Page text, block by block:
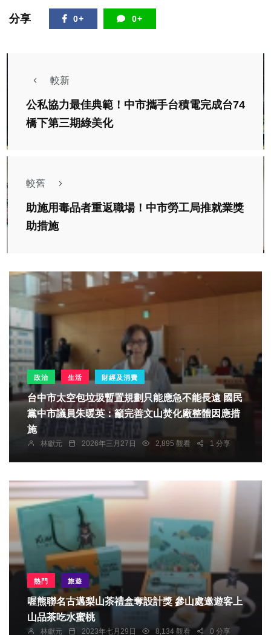
分享 0+ 0+
較新
公私協力最佳典範！中市攜手台積電完成台74
橋下第三期綠美化
較舊
助施用毒品者重返職場！中市勞工局推就業獎
助措施
政治 生活 財經及消費
台中市太空包垃圾暫置規劃只能應急不能長遠 國民
黨中市議員朱暖英：籲完善文山焚化廠整體因應措
施
林獻元 2026年三月27日 2,895 觀看 1 分享
熱門 旅遊
喔熊聯名古邁梨山茶禮盒奪設計獎 參山處邀遊客上
山品茶吃水蜜桃
林獻元 2023年七月29日 8,134 觀看 0 分享